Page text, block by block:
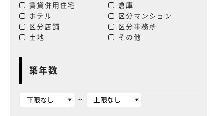
賃貸併用住宅
倉庫
ホテル
区分マンション
区分店舗
区分事務所
土地
その他
築年数
~